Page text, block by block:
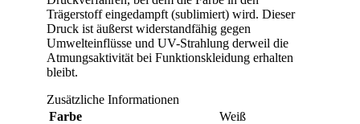
Trägerstoff eingedampft (sublimiert) wird. Dieser
Druck ist äußerst widerstandfähig gegen
Umwelteinflüsse und UV-Strahlung derweil die
Atmungsaktivität bei Funktionskleidung erhalten
bleibt.
Zusätzliche Informationen
Farbe
Weiß